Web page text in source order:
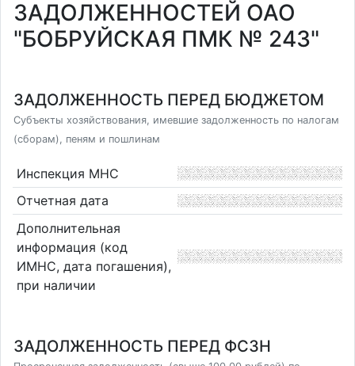
ЗАДОЛЖЕННОСТЕЙ ОАО
"БОБРУЙСКАЯ ПМК № 243"
ЗАДОЛЖЕННОСТЬ ПЕРЕД БЮДЖЕТОМ
Субъекты хозяйствования, имевшие задолженность по налогам
(сборам), пеням и пошлинам
Инспекция МНС
Отчетная дата
Дополнительная
информация (код
ИМНС, дата погашения),
при наличии
ЗАДОЛЖЕННОСТЬ ПЕРЕД ФСЗН